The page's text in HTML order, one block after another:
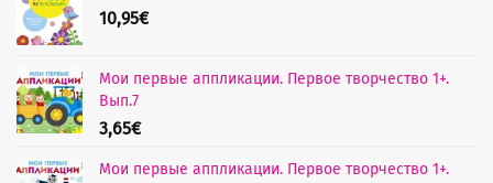
10,95€
Мои первые аппликации. Первое творчество 1+.
Вып.7
3,65€
Мои первые аппликации. Первое творчество 1+.